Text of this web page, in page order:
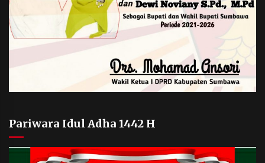
Pariwara Idul Adha 1442 H